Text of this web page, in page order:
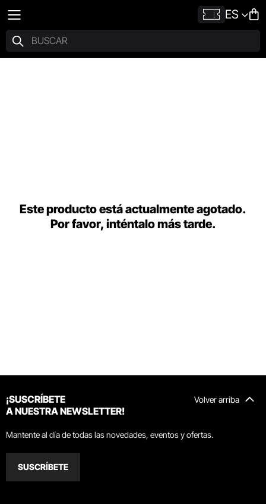
ES
Este producto está actualmente agotado.
Por favor, inténtalo más tarde.
Volver arriba
¡SUSCRÍBETE
A NUESTRA NEWSLETTER!
Mantente al día de todas las novedades, eventos y ofertas.
SUSCRÍBETE